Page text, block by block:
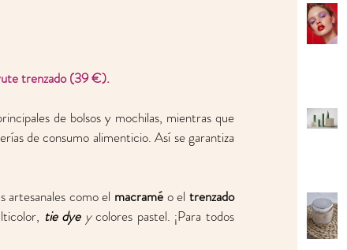
trenzado (39 €).
de bolsos y mochilas, mientras que
de consumo alimenticio. Así se garantiza
artesanales como el macramé o el
trenzado
tie dye y colores pastel. ¡Para todos